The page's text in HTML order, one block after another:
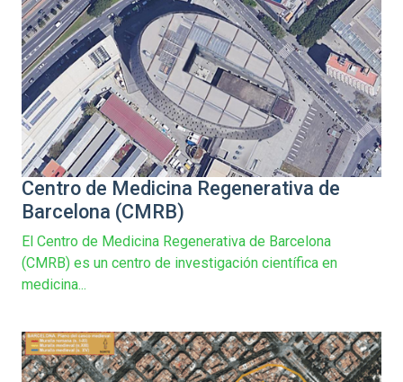
Centro de Medicina Regenerativa de
Barcelona (CMRB)
El Centro de Medicina Regenerativa de Barcelona
(CMRB) es un centro de investigación científica en
medicina...